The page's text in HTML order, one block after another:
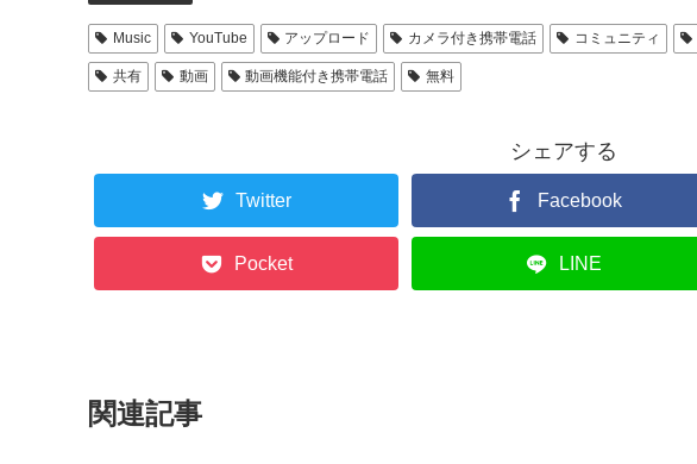
Music YouTube アップロード カメラ付き携帯電話 コミュニティ
共有 動画 動画機能付き携帯電話 無料
シェアする
Twitter Facebook
Pocket LINE
関連記事